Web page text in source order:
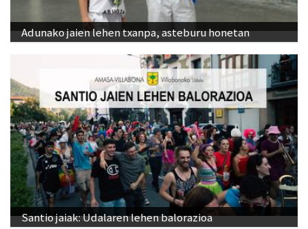
Adunako jaien lehen txanpa, asteburu honetan
Santio jaiak: Udalaren lehen balorazioa